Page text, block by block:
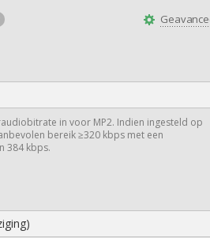
in voor MP2. Indien ingesteld op
bereik ≥320 kbps met een
384 kbps.